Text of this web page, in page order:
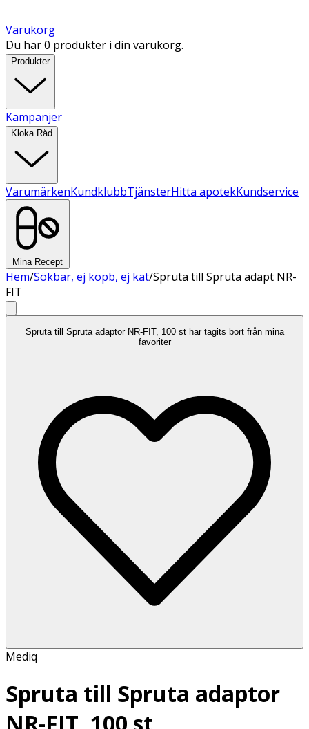
Varukorg
Du har 0 produkter i din varukorg.
Produkter
Kampanjer
Kloka Råd
VarumärkenKundklubbTjänsterHitta apotekKundservice
Mina Recept
Hem/Sökbar, ej köpb, ej kat/Spruta till Spruta adapt NR-
FIT
Spruta till Spruta adaptor NR-FIT, 100 st har tagits bort från mina
favoriter
Mediq
Spruta till Spruta adaptor